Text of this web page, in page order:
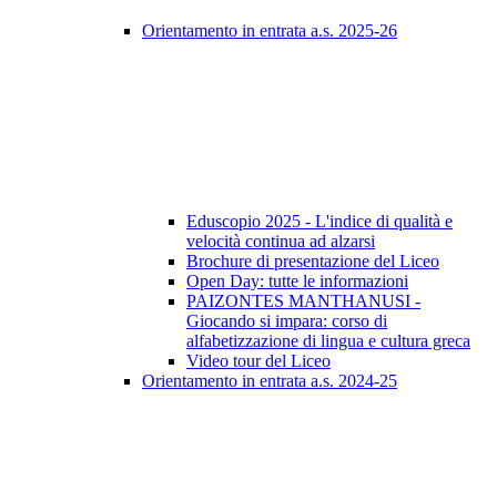
Orientamento in entrata a.s. 2025-26
Eduscopio 2025 - L'indice di qualità e
velocità continua ad alzarsi
Brochure di presentazione del Liceo
Open Day: tutte le informazioni
PAIZONTES MANTHANUSI -
Giocando si impara: corso di
alfabetizzazione di lingua e cultura greca
Video tour del Liceo
Orientamento in entrata a.s. 2024-25